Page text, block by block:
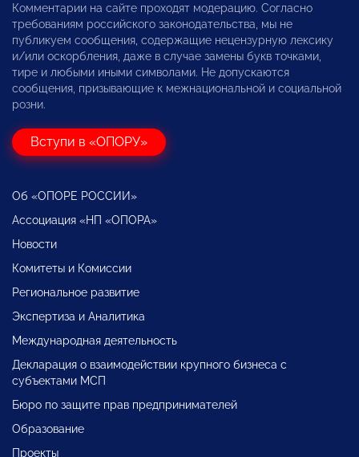
Комментарии на сайте проходят модерацию. Согласно
требованиям российского законодательства, мы не
публикуем сообщения, содержащие нецензурную лексику
и/или оскорбления, даже в случае замены букв точками,
тире и любыми иными символами. Не допускаются
сообщения, призывающие к межнациональной и социальной
розни.
Вступи в «ОПОРУ»
Об «ОПОРЕ РОССИИ»
Ассоциация «НП «ОПОРА»
Новости
Комитеты и Комиссии
Региональное развитие
Экспертиза и Аналитика
Международная деятельность
Декларация о взаимодействии крупного бизнеса с
субъектами МСП
Бюро по защите прав предпринимателей
Образование
Проекты